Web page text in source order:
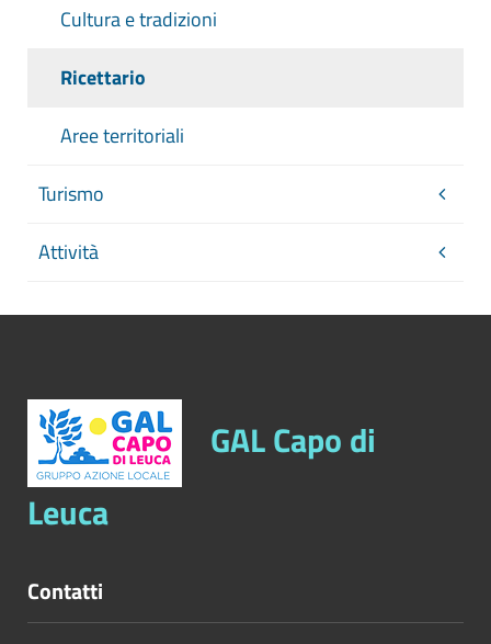
Cultura e tradizioni
Ricettario
Aree territoriali
Turismo
Attività
GAL Capo di
Leuca
Contatti